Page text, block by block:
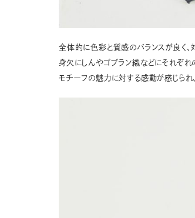
全体的に色彩と質感のバランスが良く、
身欠にしんやゴブラン織などにそれぞれ
モチーフの魅力に対する感動が感じられ